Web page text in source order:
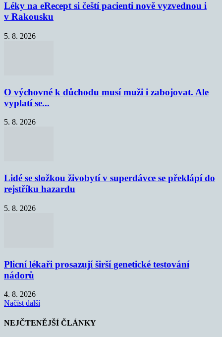
Léky na eRecept si čeští pacienti nově vyzvednou i
v Rakousku
5. 8. 2026
O výchovné k důchodu musí muži i zabojovat. Ale
vyplatí se...
5. 8. 2026
Lidé se složkou živobytí v superdávce se překlápí do
rejstříku hazardu
5. 8. 2026
Plicní lékaři prosazují širší genetické testování
nádorů
4. 8. 2026
Načíst další
NEJČTENĚJŠÍ ČLÁNKY